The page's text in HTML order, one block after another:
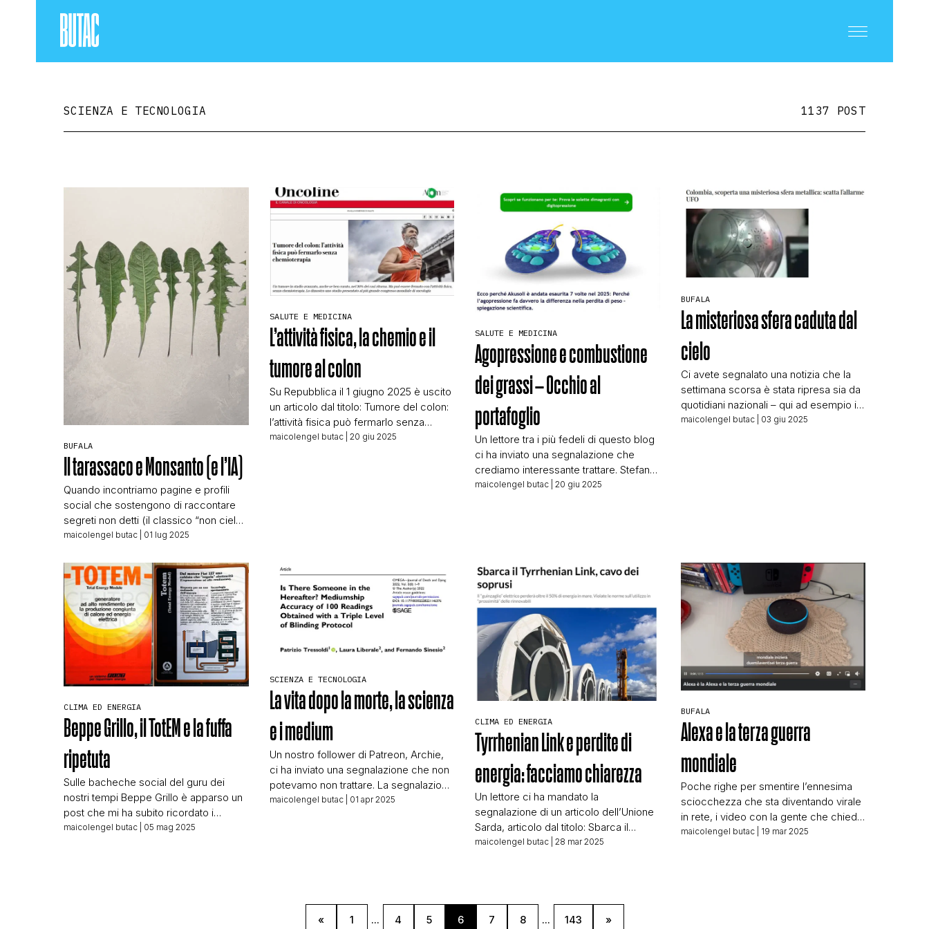
SCIENZA E TECNOLOGIA
SALUTE E MEDICINA
STORIA E CITAZIONI
INTRATTENIMENTO
COMPLOTTI, LEGGENDE URBANE ED EVERGREEN
CLIMA ED ENERGIA
CONTATTI
CHI SIAMO
SCIENZA E TECNOLOGIA 1137 POST
BUFALA
Il tarassaco e Monsanto (e l’IA)
Quando incontriamo pagine e profili
social che sostengono di raccontare
segreti non detti (il classico “non cielo
dikono” diventato meme), a noi subito
della fuffa. Stavolta a fare scattare
quell’intuito è stata una segnalazione
che ci ha rimandato a una pagina
Facebook dal nome attiraboomer:
Suggerimenti e Segreti […]
maicolengel butac | 01 lug 2025
SALUTE E MEDICINA
L’attività fisica, la chemio e il
tumore al colon
Su Repubblica il 1 giugno 2025 è uscito
un articolo dal titolo: Tumore del colon:
l’attività fisica può fermarlo senza
chemioterapia Titolo d’impatto,
maicolengel butac| 20 giu 2025
SALUTE E MEDICINA
Agopressione e combustione
dei grassi – Occhio al
portafoglio
Un lettore tra i più fedeli di questo blog
ci ha inviato una segnalazione che
crediamo interessante trattare. Stefano
ci scrive: Per distrarmi dalle solite
maicolengel butac | 20 giu 2025
BUFALA
La misteriosa sfera caduta dal
cielo
Ci avete segnalato una notizia che la
settimana scorsa è stata ripresa sia da
quotidiani nazionali – qui ad esempio il
Corriere del 26 maggio: Colombia,
maicolengel butac| 03 giu 2025
CLIMA ED ENERGIA
Beppe Grillo, il TotEM e la fuffa
ripetuta
Sulle bacheche social del guru dei
nostri tempi Beppe Grillo è apparso un
post che mi ha subito ricordato i
monologhi pre-Vaffaday che il comico
maicolengel butac | 05 mag 2025
SCIENZA E TECNOLOGIA
La vita dopo la morte, la scienza
e i medium
Un nostro follower di Patreon, Archie,
ci ha inviato una segnalazione che non
potevamo non trattare. La segnalazione
riguarda un video di Border Nights,
maicolengel butac| 01 apr 2025
CLIMA ED ENERGIA
Tyrrhenian Link e perdite di
energia: facciamo chiarezza
Un lettore ci ha mandato la
segnalazione di un articolo dell’Unione
Sarda, articolo dal titolo: Sbarca il
Tyrrhenian Link, cavo dei soprusi Il
spiegano come e perché il pezzo di
US sta disinformando. A […]
maicolengel butac | 28 mar 2025
BUFALA
Alexa e la terza guerra
mondiale
Poche righe per smentire l’ennesima
sciocchezza che sta diventando virale
in rete, i video con la gente che chiede
ad Alexa quando ci sia stata una
maicolengel butac| 19 mar 2025
« 1 ... 4 5 6 7 8 ... 143 »